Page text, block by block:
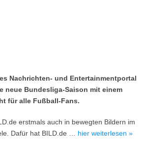
Nachrichten- und Entertainmentportal
neue Bundesliga-Saison mit einem
für alle Fußball-Fans.
erstmals auch in bewegten Bildern im
Dafür hat BILD.de … hier weiterlesen »